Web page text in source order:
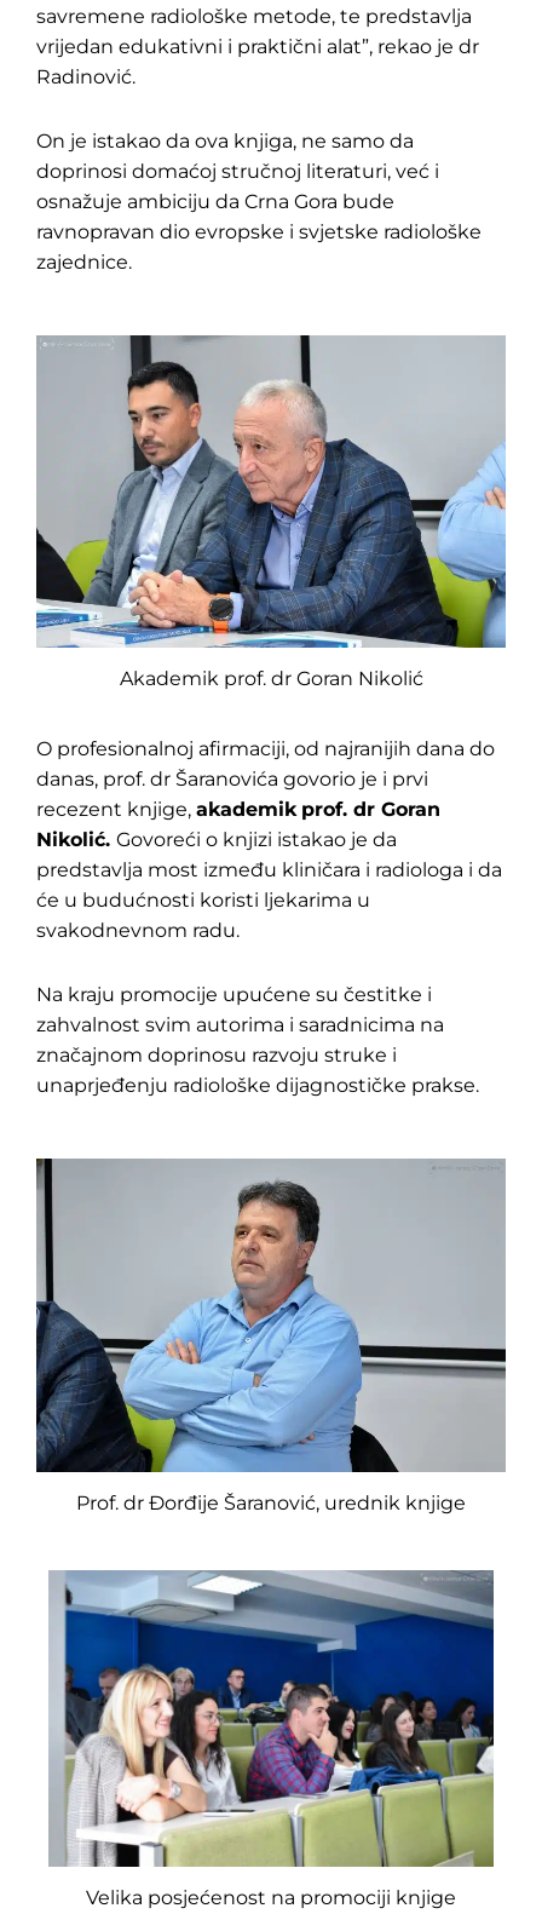
Pretraga
savremene radiološke metode, te predstavlja
vrijedan edukativni i praktični alat”, rekao je dr
Radinović.
On je istakao da ova knjiga, ne samo da
doprinosi domaćoj stručnoj literaturi, već i
osnažuje ambiciju da Crna Gora bude
ravnopravan dio evropske i svjetske radiološke
zajednice.
Akademik prof. dr Goran Nikolić
O profesionalnoj afirmaciji, od najranijih dana do
danas, prof. dr Šaranovića govorio je i prvi
recezent knjige, akademik prof. dr Goran
Nikolić. Govoreći o knjizi istakao je da
predstavlja most između kliničara i radiologa i da
će u budućnosti koristi ljekarima u
svakodnevnom radu.
Na kraju promocije upućene su čestitke i
zahvalnost svim autorima i saradnicima na
značajnom doprinosu razvoju struke i
unaprjeđenju radiološke dijagnostičke prakse.
Prof. dr Đorđije Šaranović, urednik knjige
Velika posjećenost na promociji knjige